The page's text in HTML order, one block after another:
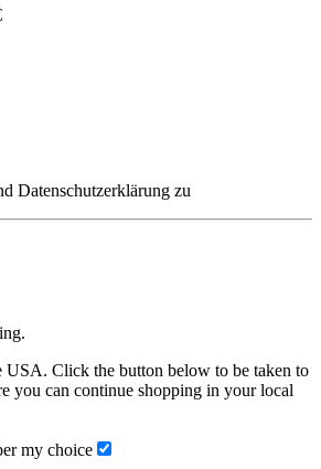
Datenschutzerklärung zu
USA. Click the button below to be taken to
you can continue shopping in your local
my choice